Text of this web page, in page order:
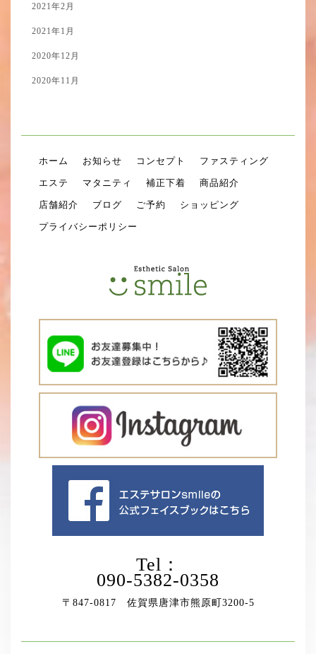
2021年2月
2021年1月
2020年12月
2020年11月
ホーム お知らせ コンセプト ファスティング
エステ マタニティ 補正下着 商品紹介
店舗紹介 ブログ ご予約 ショッピング
プライバシーポリシー
Tel：
090-5382-0358
〒847-0817 佐賀県唐津市熊原町3200-5